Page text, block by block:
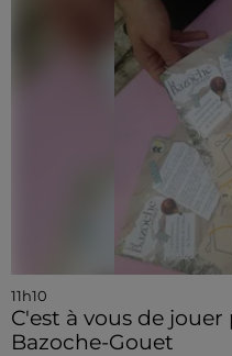
11h10
C'est à vous de
Bazoche-Gouet